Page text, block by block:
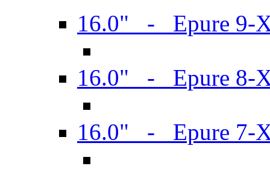
16.0" - Epure 9-
16.0" - Epure 8-
16.0" - Epure 7-